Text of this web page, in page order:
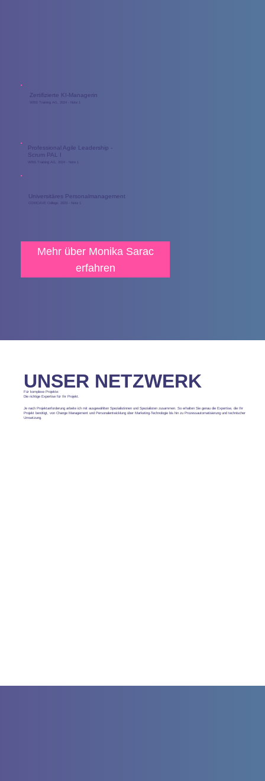
Zertifizierte KI-Managerin
WBS Training AG, 2024 - Note 1
Universitäres Personalmanagement
COMCAVE College, 2023 - Note 1
Mehr über Monika Sarac
erfahren
Professional Agile Leadership -
Scrum PAL I
WBS Training AG, 2024 - Note 1
Für komplexe Projekte:
Die richtige Expertise für Ihr Projekt.
Je nach Projektanforderung arbeite ich mit ausgewählten Spezialistinnen und Spezialisten zusammen. So erhalten Sie genau die Expertise, die Ihr
Projekt benötigt, von Change Management und Personalentwicklung über Marketing-Technologie bis hin zu Prozessautomatisierung und technischer
Umsetzung.
UNSER NETZWERK